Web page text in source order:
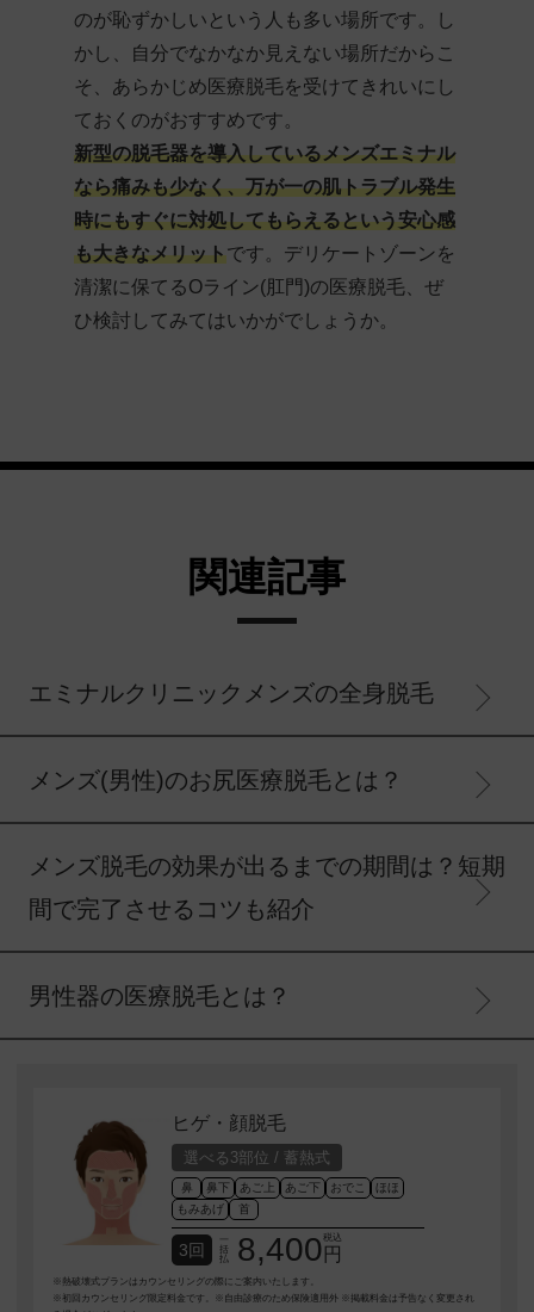
のが恥ずかしいという人も多い場所です。し
かし、自分でなかなか見えない場所だからこ
そ、あらかじめ医療脱毛を受けてきれいにし
ておくのがおすすめです。
新型の脱毛器を導入しているメンズエミナル
なら痛みも少なく、万が一の肌トラブル発生
時にもすぐに対処してもらえるという安心感
も大きなメリットです。デリケートゾーンを
清潔に保てるOライン(肛門)の医療脱毛、ぜ
ひ検討してみてはいかがでしょうか。
関連記事
エミナルクリニックメンズの全身脱毛
メンズ(男性)のお尻医療脱毛とは？
メンズ脱毛の効果が出るまでの期間は？短期
間で完了させるコツも紹介
男性器の医療脱毛とは？
ヒゲ・顔脱毛
選べる3部位 / 蓄熱式
鼻 鼻下 あご上 あご下 おでこ
ほほ
もみあげ
首
3回
一
括
払
8,400税込
円
※熱破壊式プランはカウンセリングの際にご案内いたします。
※初回カウンセリング限定料金です。※自由診療のため保険適用外 ※掲載料金は予告なく変更され